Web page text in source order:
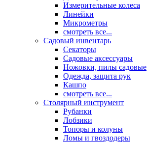
Измерительные колеса
Линейки
Микрометры
смотреть все...
Садовый инвентарь
Секаторы
Садовые аксессуары
Ножовки, пилы садовые
Одежда, защита рук
Кашпо
смотреть все...
Столярный инструмент
Рубанки
Лобзики
Топоры и колуны
Ломы и гвоздодеры